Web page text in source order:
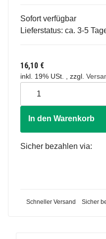
Sofort verfügbar
Lieferstatus: ca. 3-5
16,10 €
inkl. 19% USt. , zzgl.
In den Warenkorb
Sicher bezahlen via:
Schneller Versand Sicher